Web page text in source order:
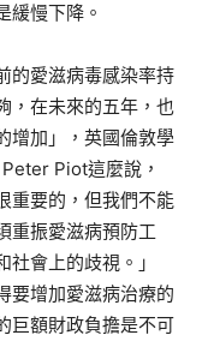
緩慢下降。
的愛滋病毒感染率持
，在未來的五年，也
增加」，英國倫敦學
Piot這麼說，
重要的，但我們不能
重振愛滋病預防工
會上的歧視。」
要增加愛滋病治療的
巨額財政負擔是不可